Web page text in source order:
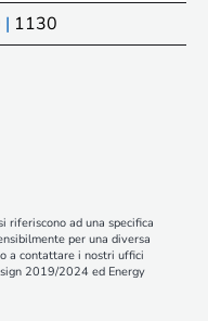
| 1130
riferiscono ad una specifica
per una diversa
a contattare i nostri uffici
2019/2024 ed Energy